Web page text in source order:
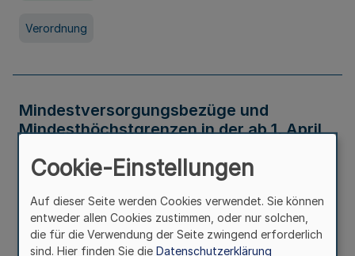
Verordnung
Mindestversorgungsbezüge und
Mindesthöchstgrenzen in der ab 1. April
Verwaltungsvorschrift
Cookie-Einstellungen
Auf dieser Seite werden Cookies verwendet. Sie können
entweder allen Cookies zustimmen, oder nur solchen,
die für die Verwendung der Seite zwingend erforderlich
sind. Hier finden Sie die Datenschutzerklärung